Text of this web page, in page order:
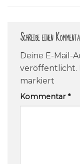
Schreibe einen
Deine E-Mail-
veröffentlicht.
markiert
Kommentar*